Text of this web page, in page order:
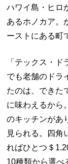
ハワイ島・ヒロ
あるホノカア。
ーストにある町
「テックス・ド
でも老舗のドラ
たのは、できた
に味わえるから
のキッチンがあ
見られる。四角
ればひとつ＄
10種類から選べ